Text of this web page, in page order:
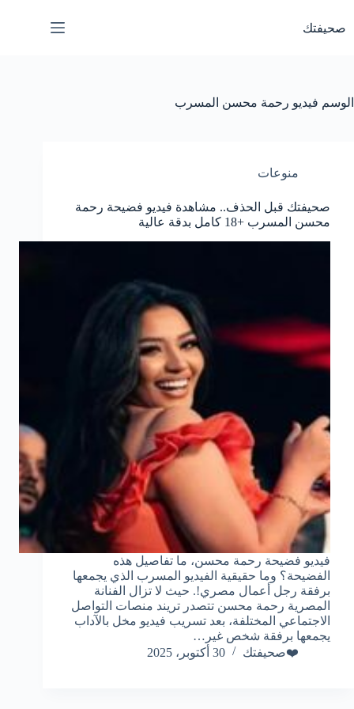
المحتوى
صحيفتك
الوسم فيديو رحمة محسن المسرب
منوعات
صحيفتك قبل الحذف.. مشاهدة فيديو فضيحة رحمة
محسن المسرب +18 كامل بدقة عالية
فيديو فضيحة رحمة محسن، ما تفاصيل هذه
الفضيحة؟ وما حقيقية الفيديو المسرب الذي يجمعها
برفقة رجل أعمال مصري!. حيث لا تزال الفنانة
المصرية رحمة محسن تتصدر تريند منصات التواصل
الاجتماعي المختلفة، بعد تسريب فيديو مخل بالآداب
يجمعها برفقة شخص غير…
❤️صحيفتك
30 أكتوبر، 2025